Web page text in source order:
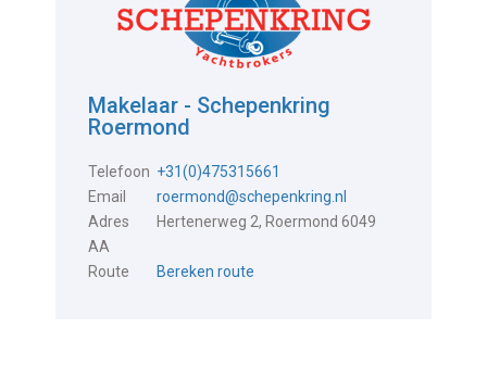
Makelaar - Schepenkring
Roermond
Telefoon +31(0)475315661
Email
roermond@schepenkring.nl
Adres
Hertenerweg 2, Roermond 6049
AA
Route
Bereken route